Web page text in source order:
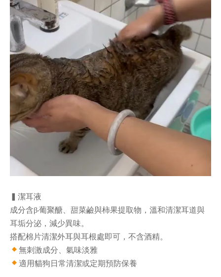
▍潔耳液
成分含β-葡聚醣、甜菜鹼與柿果提取物，溫和清潔耳道與
耳垢分泌，減少異味。
搭配棉片清潔外耳與耳根處即可，不含酒精。
無刺激成分、氣味淡雅
適用貓狗日常清潔或定期預防保養